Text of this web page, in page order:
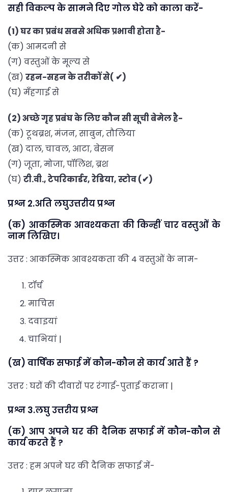
सही विकल्प के सामने दिए गोल घेरे को काला करें-
(1) घर का प्रबंध सबसे अधिक प्रभावी होता है-
(क) आमदनी से
(ग) वस्तुओं के मूल्य से
(ख) रहन-सहन के तरीकों से( ✔)
(घ) मँहगाई से
(2) अच्छे गृह प्रबंघ के लिए कौन सी सूची बेमेल है-
(क) टूथब्रश, मंजन, साबुन, तौलिया
(ख) दाल, चावल, आटा, बेसन
(ग) जूता, मोजा, पॉलिश, ब्रश
(घ) टी.वी., टेपरिकार्डर, रेडिया, स्टोव (✔)
प्रश्न 2.अति लघुउत्तरीय प्रश्न
(क) आकस्मिक आवश्यकता की किन्हीं चार वस्तुओं के
नाम लिखिए।
उत्तर : आकस्मिक आवश्यकता की 4 वस्तुओं के नाम-
टॉर्च
माचिस
दवाइयां
चाभियां |
(ख) वार्षिक सफाई में कौन-कौन से कार्य आते हैं ?
उत्तर : घरों की दीवारों पर रंगाई-पुताई कराना |
प्रश्न 3.लघु उत्तरीय प्रश्न
(क) आप अपने घर की दैनिक सफाई में कौन-कौन से
कार्य करते हैं ?
उत्तर : हम अपने घर की दैनिक सफाई में-